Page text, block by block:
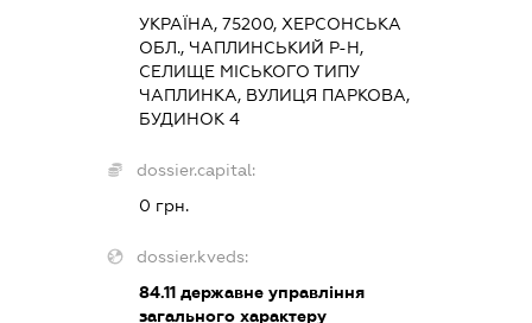
УКРАЇНА, 75200, ХЕРСОНСЬКА
ОБЛ., ЧАПЛИНСЬКИЙ Р-Н,
СЕЛИЩЕ МІСЬКОГО ТИПУ
ЧАПЛИНКА, ВУЛИЦЯ ПАРКОВА,
БУДИНОК 4
dossier.capital:
0 грн.
dossier.kveds:
84.11державне управління
загального характеру